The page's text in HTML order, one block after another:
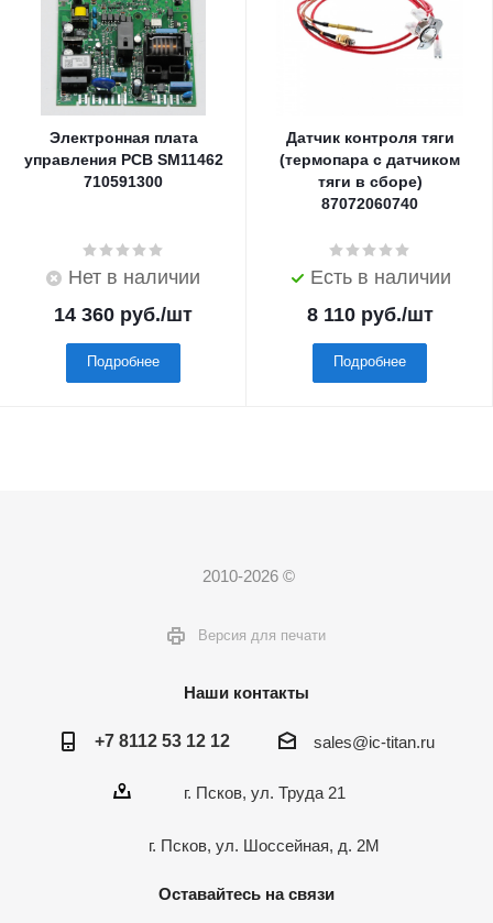
Электронная плата
управления PCB SM11462
710591300
Нет в наличии
14 360 руб./шт
Подробнее
Датчик контроля тяги
(термопара с датчиком
тяги в сборе)
87072060740
Есть в наличии
8 110руб./шт
Подробнее
2010-2026 ©
Версия для печати
Наши контакты
+7 8112 53 12 12 sales@ic-titan.ru
г. Псков, ул. Труда 21
г. Псков, ул. Шоссейная, д. 2М
Оставайтесь на связи